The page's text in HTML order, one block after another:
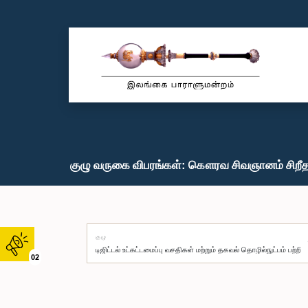
02
குழு வருகை விபரங்கள்: கௌரவ சிவஞானம்
குழு